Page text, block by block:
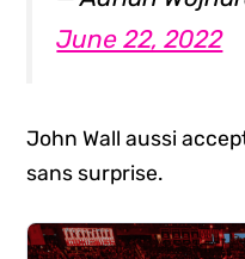
June 22, 2022
John Wall aussi
sans surprise.